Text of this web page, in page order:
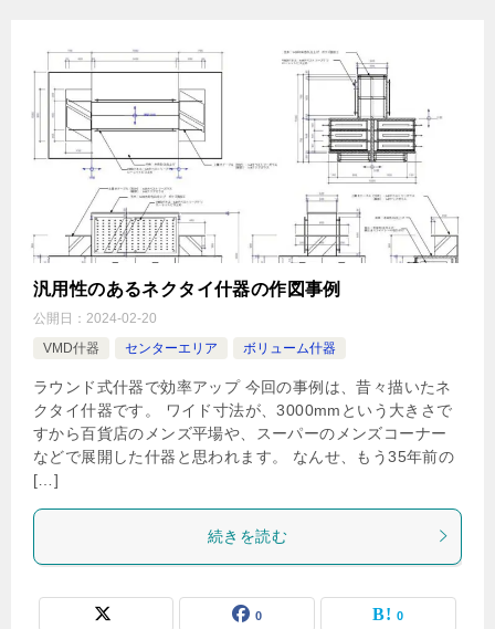
汎用性のあるネクタイ什器の作図事例
公開日： 2024-02-20
VMD什器
センターエリア ボリューム什器
ラウンド式什器で効率アップ 今回の事例は、昔々描いたネ
クタイ什器です。 ワイド寸法が、3000mmという大きさで
すから百貨店のメンズ平場や、スーパーのメンズコーナー
などで展開した什器と思われます。 なんせ、もう35年前の
[…]
続きを読む
0 0